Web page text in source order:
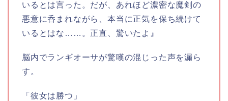
いるとは言った。だが、あれほど濃密な魔剣の
悪意に呑まれながら、本当に正気を保ち続けて
いるとはな……。正直、驚いたよ』
脳内でランギオーサが驚嘆の混じった声を漏ら
す。
「彼女は勝つ」